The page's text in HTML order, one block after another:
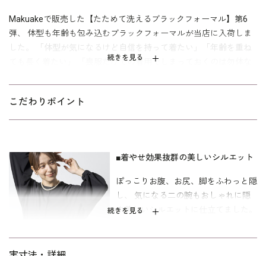
続きを見る
Makuakeで販売した【たためて洗えるブラックフォーマル】第6
弾、 体型も年齢も包み込むブラックフォーマルが当店に入荷しま
した。 「体型が気になるけど自信を持って着たい」「年齢を重ね
ても長く着たい」 「喪服だけでの着用でしまっておくのは勿体な
学校行事、結婚式などのセレモニーシーンやカジュアルなおしゃ
れ着としてもシーンレスに着回せる万能ドレスに仕立てました。
【たためて洗えるブラックフォーマル】は、たたむことを前提と
して開発された商品。 更に今回のドレスには「静電気を防止する
ネート消臭ネーム」を縫い付けており、快適な着心地が期待でき
ます。
こだわりポイント
続きを見る
■着やせ効果抜群の美しいシルエット
ぽっこりお腹、お尻、脚をふわっと隠
し、 気になる二の腕もおしゃれに隠
す美しいシルエットに仕立てました。